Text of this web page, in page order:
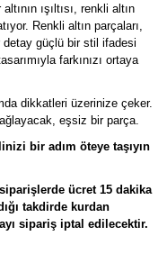
ışıltısı, renkli altın
Renkli altın parçaları,
güçlü bir stil ifadesi
farkınızı ortaya
dikkatleri üzerinize çeker.
eşsiz bir parça.
bir adım öteye taşıyın
ücret 15 dakika
takdirde kurdan
sipariş iptal edilecektir.